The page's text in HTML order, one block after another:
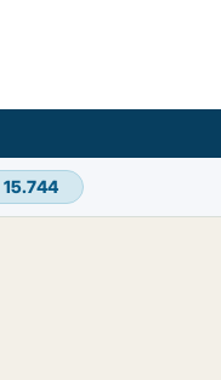
15.744